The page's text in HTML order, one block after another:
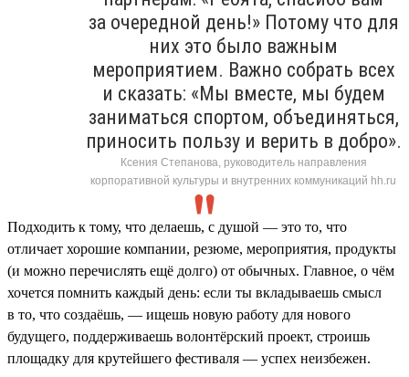
за очередной день!» Потому что для
них это было важным
мероприятием. Важно собрать всех
и сказать: «Мы вместе, мы будем
заниматься спортом, объединяться,
приносить пользу и верить в добро».
Ксения Степанова, руководитель направления
корпоративной культуры и внутренних коммуникаций hh.ru
Подходить к тому, что делаешь, с душой — это то, что
отличает хорошие компании, резюме, мероприятия, продукты
(и можно перечислять ещё долго) от обычных. Главное, о чём
хочется помнить каждый день: если ты вкладываешь смысл
в то, что создаёшь, — ищешь новую работу для нового
будущего, поддерживаешь волонтёрский проект, строишь
площадку для крутейшего фестиваля — успех неизбежен.